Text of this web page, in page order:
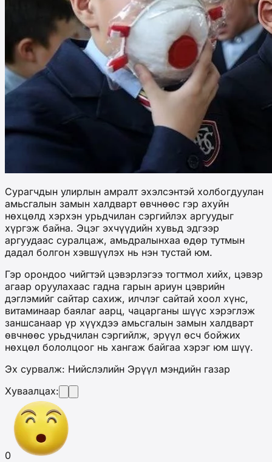
Сурагчдын улирлын амралт эхэлсэнтэй холбогдуулан
амьсгалын замын халдварт өвчнөөс гэр ахуйн
нөхцөлд хэрхэн урьдчилан сэргийлэх аргуудыг
хүргэж байна. Эцэг эхчүүдийн хувьд эдгээр
аргуудаас суралцаж, амьдралынхаа өдөр тутмын
дадал болгон хэвшүүлэх нь нэн тустай юм.
Гэр орондоо чийгтэй цэвэрлэгээ тогтмол хийх, цэвэр
агаар оруулахаас гадна гарын ариун цэврийн
дэглэмийг сайтар сахиж, илчлэг сайтай хоол хүнс,
витаминаар баялаг аарц, чацарганы шүүс хэрэглэж
заншсанаар үр хүүхдээ амьсгалын замын халдварт
өвчнөөс урьдчилан сэргийлж, эрүүл өсч бойжих
нөхцөл бололцоог нь хангаж байгаа хэрэг юм шүү.
Эх сурвалж: Нийслэлийн Эрүүл мэндийн газар
Хуваалцах:
0